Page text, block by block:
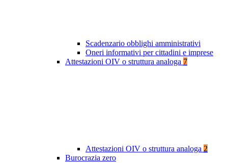
Scadenzario obblighi amministrativi
Oneri informativi per cittadini e imprese
Attestazioni OIV o struttura analoga 7
Attestazioni OIV o struttura analoga 2
Burocrazia zero